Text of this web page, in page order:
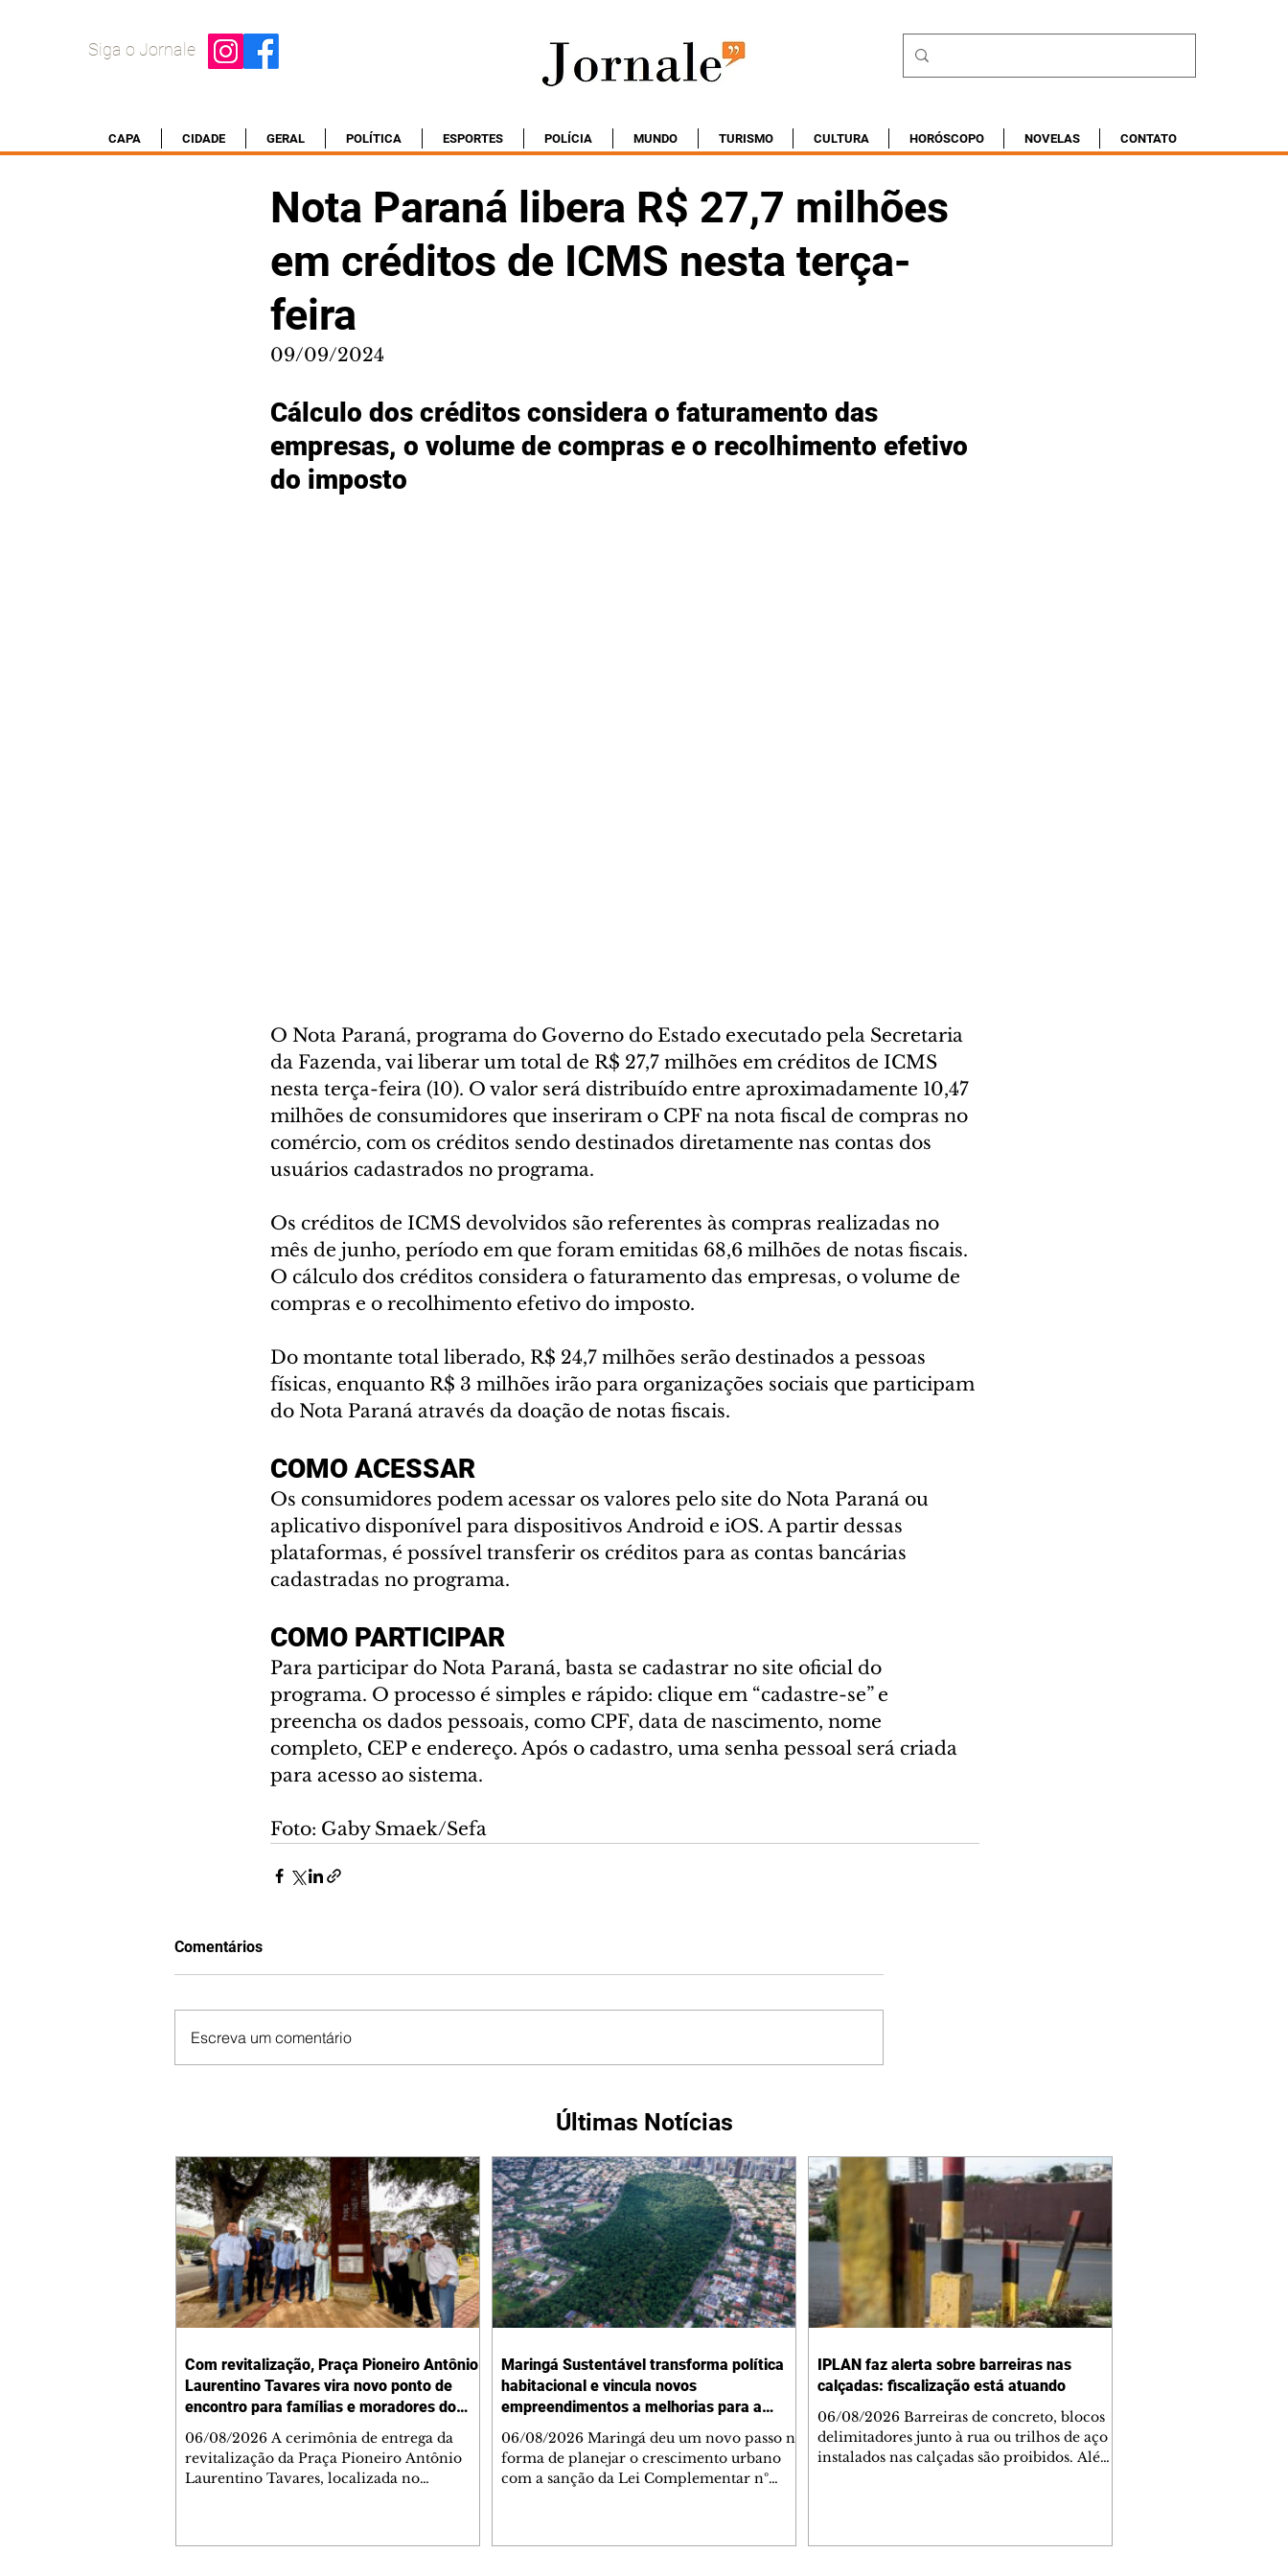
Siga o Jornale
CAPA CIDADE GERAL POLÍTICA ESPORTES POLÍCIA MUNDO TURISMO CULTURA HORÓSCOPO NOVELAS CONTATO
Nota Paraná libera R$ 27,7 milhões
em créditos de ICMS nesta terça-
feira
09/09/2024
Cálculo dos créditos considera o faturamento das
empresas, o volume de compras e o recolhimento efetivo
do imposto
O Nota Paraná, programa do Governo do Estado executado pela Secretaria
da Fazenda, vai liberar um total de R$ 27,7 milhões em créditos de ICMS
nesta terça-feira (10). O valor será distribuído entre aproximadamente 10,47
milhões de consumidores que inseriram o CPF na nota fiscal de compras no
comércio, com os créditos sendo destinados diretamente nas contas dos
usuários cadastrados no programa.
Os créditos de ICMS devolvidos são referentes às compras realizadas no
mês de junho, período em que foram emitidas 68,6 milhões de notas fiscais.
O cálculo dos créditos considera o faturamento das empresas, o volume de
compras e o recolhimento efetivo do imposto.
Do montante total liberado, R$ 24,7 milhões serão destinados a pessoas
físicas, enquanto R$ 3 milhões irão para organizações sociais que participam
do Nota Paraná através da doação de notas fiscais.
COMO ACESSAR
Os consumidores podem acessar os valores pelo site do Nota Paraná ou
aplicativo disponível para dispositivos Android e iOS. A partir dessas
plataformas, é possível transferir os créditos para as contas bancárias
cadastradas no programa.
COMO PARTICIPAR
Para participar do Nota Paraná, basta se cadastrar no site oficial do
programa. O processo é simples e rápido: clique em “cadastre-se” e
preencha os dados pessoais, como CPF, data de nascimento, nome
completo, CEP e endereço. Após o cadastro, uma senha pessoal será criada
para acesso ao sistema.
Foto: Gaby Smaek/Sefa
Comentários
Escreva um comentário
Últimas Notícias
Com revitalização, Praça Pioneiro Antônio
Laurentino Tavares vira novo ponto de
encontro para famílias e moradores do
Jardim Liberdade
06/08/2026 A cerimônia de entrega da
revitalização da Praça Pioneiro Antônio
Laurentino Tavares, localizada no
Maringá Sustentável transforma política
habitacional e vincula novos
empreendimentos a melhorias para a
cidade
06/08/2026 Maringá deu um novo passo na
forma de planejar o crescimento urbano
com a sanção da Lei Complementar nº
IPLAN faz alerta sobre barreiras nas
calçadas: fiscalização está atuando
06/08/2026 Barreiras de concreto, blocos
delimitadores junto à rua ou trilhos de aço
instalados nas calçadas são proibidos. Além